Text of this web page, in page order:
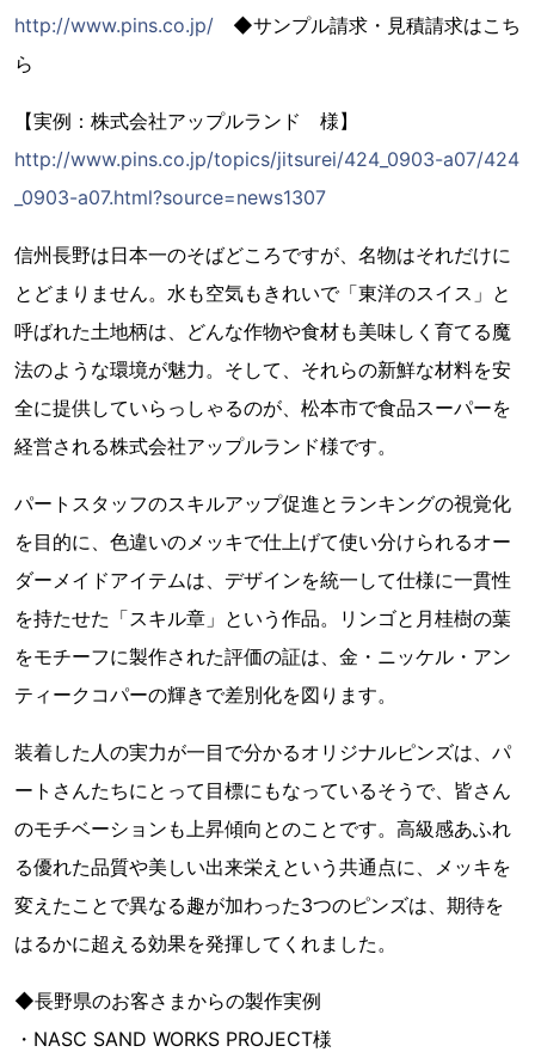
http://www.pins.co.jp/ ◆サンプル請求・見積請求はこち
ら
【実例：株式会社アップルランド 様】
http://www.pins.co.jp/topics/jitsurei/424_0903-a07/424
_0903-a07.html?source=news1307
信州長野は日本一のそばどころですが、名物はそれだけに
とどまりません。水も空気もきれいで「東洋のスイス」と
呼ばれた土地柄は、どんな作物や食材も美味しく育てる魔
法のような環境が魅力。そして、それらの新鮮な材料を安
全に提供していらっしゃるのが、松本市で食品スーパーを
経営される株式会社アップルランド様です。
パートスタッフのスキルアップ促進とランキングの視覚化
を目的に、色違いのメッキで仕上げて使い分けられるオー
ダーメイドアイテムは、デザインを統一して仕様に一貫性
を持たせた「スキル章」という作品。リンゴと月桂樹の葉
をモチーフに製作された評価の証は、金・ニッケル・アン
ティークコパーの輝きで差別化を図ります。
装着した人の実力が一目で分かるオリジナルピンズは、パ
ートさんたちにとって目標にもなっているそうで、皆さん
のモチベーションも上昇傾向とのことです。高級感あふれ
る優れた品質や美しい出来栄えという共通点に、メッキを
変えたことで異なる趣が加わった3つのピンズは、期待を
はるかに超える効果を発揮してくれました。
◆長野県のお客さまからの製作実例
・NASC SAND WORKS PROJECT様